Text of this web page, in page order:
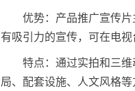
优势：产品推广宣传
有吸引力的宣传，可在电
特点：通过实拍和三
局、配套设施、人文风格